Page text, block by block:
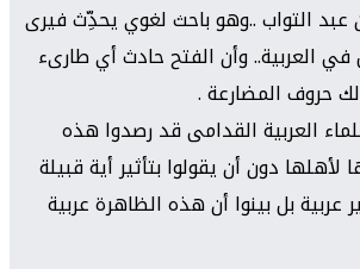
عبد التواب ..وهو باحث لغوي يحدِّث فيرى
العربية.. وأن الفتح حادث أي طارىء
حروف المضارعة .
العربية القدامى قد رصدوا هذه
لأهلها دون أن يقولوا بتأثير أية قبيلة
عربية بل بينوا أن هذه الظاهرة عربية